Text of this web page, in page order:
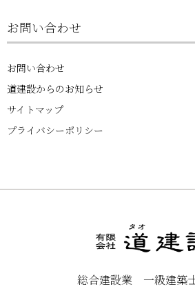
お問い合わせ
お問い合わせ
道建設からのお知らせ
サイトマップ
プライバシーポリシー
総合建設業 一級建築